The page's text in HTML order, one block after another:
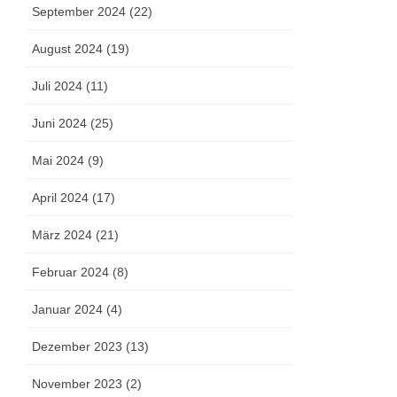
September 2024 (22)
August 2024 (19)
Juli 2024 (11)
Juni 2024 (25)
Mai 2024 (9)
April 2024 (17)
März 2024 (21)
Februar 2024 (8)
Januar 2024 (4)
Dezember 2023 (13)
November 2023 (2)